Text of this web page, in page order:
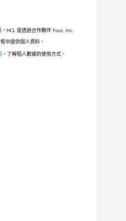
HCL 是透過合作夥伴 Four, Inc.
中提供個人資料。
，了解個人數據的使用方式。